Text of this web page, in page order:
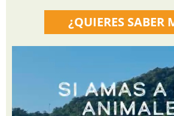
¿QUIERES SABER